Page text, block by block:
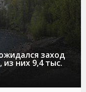
заход
них 9,4 тыс.